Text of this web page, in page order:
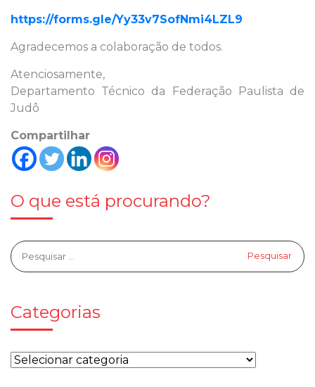
https://forms.gle/Yy33v7SofNmi4LZL9
Agradecemos a colaboração de todos.
Atenciosamente,
Departamento Técnico da Federação Paulista de
Judô
Compartilhar
O que está procurando?
Categorias